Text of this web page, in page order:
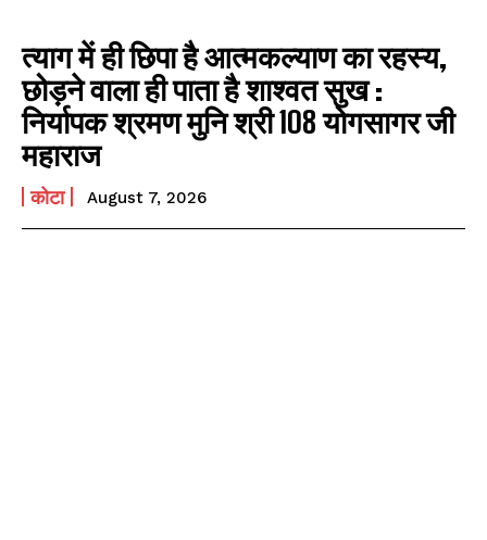
त्याग में ही छिपा है आत्मकल्याण का रहस्य,
छोड़ने वाला ही पाता है शाश्वत सुख :
निर्यापक श्रमण मुनि श्री 108 योगसागर जी
महाराज
कोटा August 7, 2026